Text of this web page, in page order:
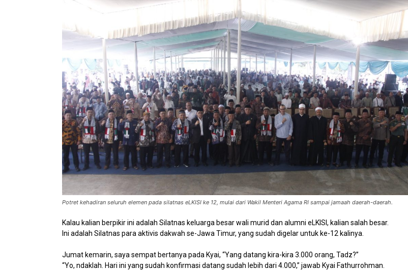
Potret kehadiran seluruh elemen pada silatnas eLKISI ke 12, mulai dari Wakil Menteri Agama RI sampai jamaah daerah-daerah.
Kalau kalian berpikir ini adalah Silatnas keluarga besar wali murid dan alumni eLKISI, kalian salah besar.
Ini adalah Silatnas para aktivis dakwah se-Jawa Timur, yang sudah digelar untuk ke-12 kalinya.
Jumat kemarin, saya sempat bertanya pada Kyai, “Yang datang kira-kira 3.000 orang, Tadz?”
“Yo, ndaklah. Hari ini yang sudah konfirmasi datang sudah lebih dari 4.000,” jawab Kyai Fathurrohman.